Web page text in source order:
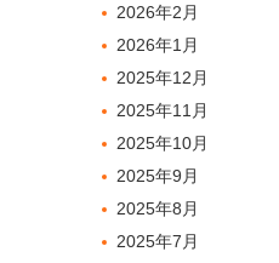
2026年2月
2026年1月
2025年12月
2025年11月
2025年10月
2025年9月
2025年8月
2025年7月